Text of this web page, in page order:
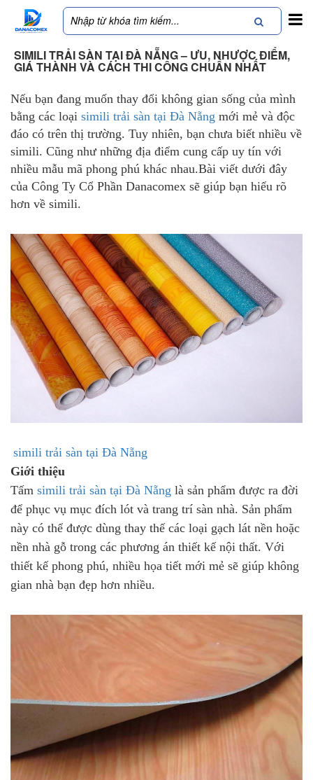
SIMILI TRẢI SÀN TẠI ĐÀ NẴNG – ƯU, NHƯỢC ĐIỂM,
GIÁ THÀNH VÀ CÁCH THI CÔNG CHUẨN NHẤT
Nếu bạn đang muốn thay đổi không gian sống của mình
bằng các loại simili trải sàn tại Đà Nẵng mới mẻ và độc
đáo có trên thị trường. Tuy nhiên, bạn chưa biết nhiều về
simili. Cũng như những địa điểm cung cấp uy tín với
nhiều mẫu mã phong phú khác nhau.Bài viết dưới đây
của Công Ty Cổ Phần Danacomex sẽ giúp bạn hiểu rõ
hơn về simili.
simili trải sàn tại Đà Nẵng
Giới thiệu
Tấm simili trải sàn tại Đà Nẵng là sản phẩm được ra đời
để phục vụ mục đích lót và trang trí sàn nhà. Sản phẩm
này có thể được dùng thay thế các loại gạch lát nền hoặc
nền nhà gỗ trong các phương án thiết kế nội thất. Với
thiết kế phong phú, nhiều họa tiết mới mẻ sẽ giúp không
gian nhà bạn đẹp hơn nhiều.